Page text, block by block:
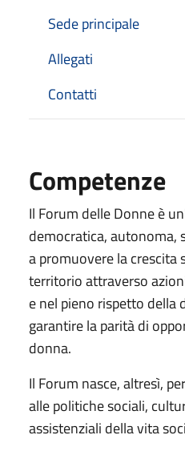
Sede principale
Allegati
Contatti
Competenze
Il Forum delle Donne è
democratica, autonoma,
a promuovere la crescita
territorio attraverso
e nel pieno rispetto della
garantire la parità di
donna.
Il Forum nasce, altresì,
alle politiche sociali,
assistenziali della vita